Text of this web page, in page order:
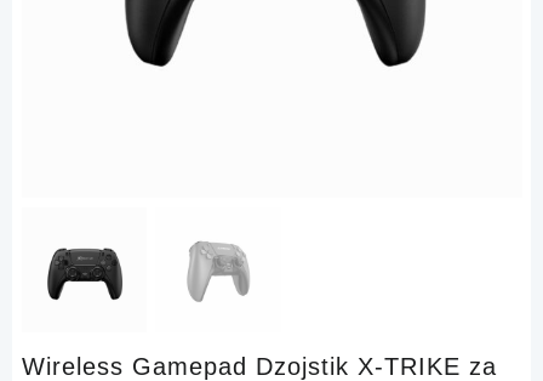
Wireless Gamepad Dzojstik X-TRIKE za